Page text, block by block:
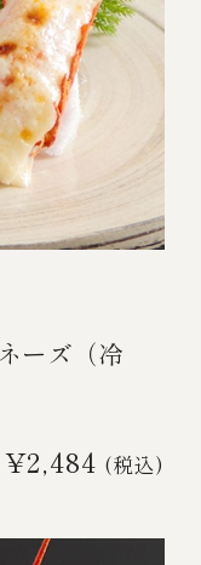
ーズ（冷
¥2,484 (税込)